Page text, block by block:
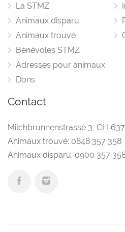
La STMZ
Animaux disparu
Animaux trouvé
Bénévoles STMZ
Adresses pour animaux
Dons
Contact
Milchbrunnenstrasse 3,
Animaux trouvé: 0848 357 358
Animaux disparu: 0900 357